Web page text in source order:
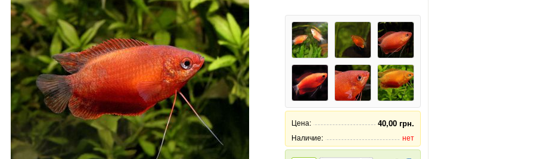
Цена: 40,00 грн.
Наличие: нет